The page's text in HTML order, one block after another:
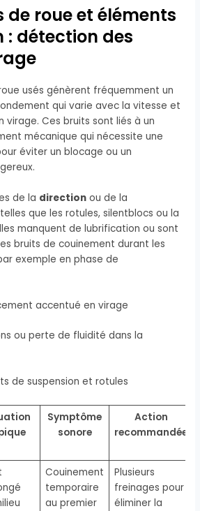
de roue et éléments
: détection des
usés génèrent fréquemment un
qui varie avec la vitesse et
virage. Ces bruits sont liés à un
mécanique qui nécessite une
éviter un blocage ou un
de la direction ou de la
que les rotules, silentblocs ou la
manquent de lubrification ou sont
bruits de couinement durant les
exemple en phase de
accentué en virage
ou perte de fluidité dans la
de suspension et rotules
Symptôme
sonore
Action
recommandée
Couinement
temporaire
au premier
Plusieurs
freinages pour
éliminer la